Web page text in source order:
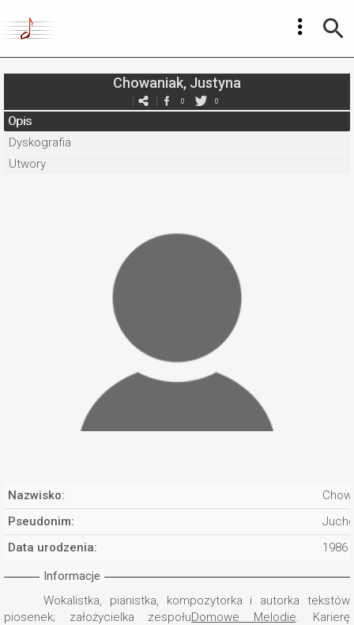
Chowaniak, Justyna
0 0
Opis
Dyskografia
Utwory
Nazwisko:
Pseudonim:
Data urodzenia:
1986
Informacje
Wokalistka, pianistka, kompozytorka i autorka tekstów
piosenek; założycielka zespołuDomowe Melodie. Karierę